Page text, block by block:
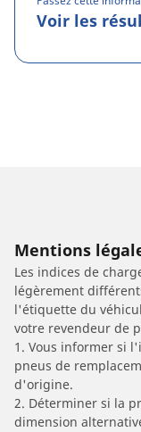
Voir les
Mentions
Les indices de
légèrement
l'étiquette du
votre revendeur de
1. Vous informer si
pneus de
d'origine.
2. Déterminer si la
dimension